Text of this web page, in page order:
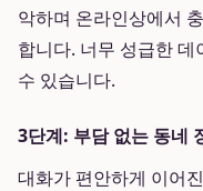
악하며 온라인상에서
합니다. 너무 성급한
수 있습니다.
3단계: 부담 없는 동네
대화가 편안하게 이어